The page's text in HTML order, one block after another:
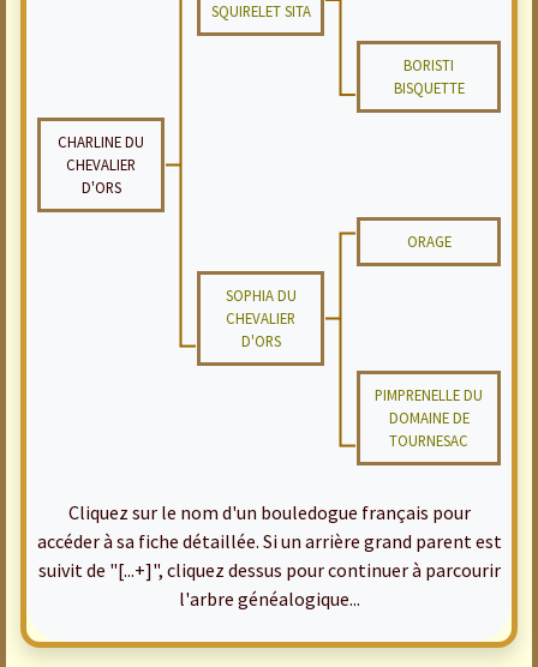
SQUIRELET SITA
BORISTI
BISQUETTE
CHARLINE DU
CHEVALIER
D'ORS
ORAGE
SOPHIA DU
CHEVALIER
D'ORS
PIMPRENELLE DU
DOMAINE DE
TOURNESAC
Cliquez sur le nom d'un bouledogue français pour
accéder à sa fiche détaillée. Si un arrière grand parent est
suivit de "[...+]", cliquez dessus pour continuer à parcourir
l'arbre généalogique...